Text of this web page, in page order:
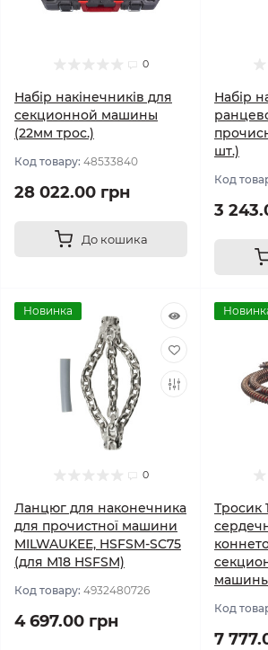
0
Набір накінечників для
секционной машины
(22мм трос.)
Код товару: 48533840
28 022.00 грн
До кошика
Набір
шт.)
Код
3
Новинка
0
Ланцюг для наконечника
для прочистної машини
MILWAUKEE, HSFSM-SC75
(для М18 HSFSM)
Код товару: 4932480726
4 697.00 грн
Тросик
Код
7